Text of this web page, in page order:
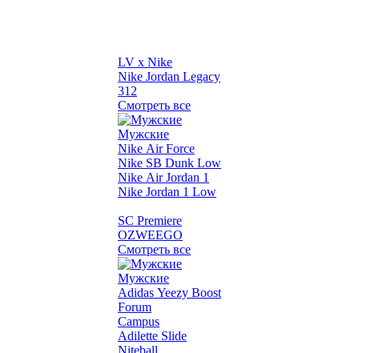
LV x Nike
Nike Jordan Legacy
312
Смотреть все
Мужские
Nike Air Force
Nike SB Dunk Low
Nike Air Jordan 1
Nike Jordan 1 Low
SC Premiere
OZWEEGO
Смотреть все
Мужские
Adidas Yeezy Boost
Forum
Campus
Adilette Slide
Niteball